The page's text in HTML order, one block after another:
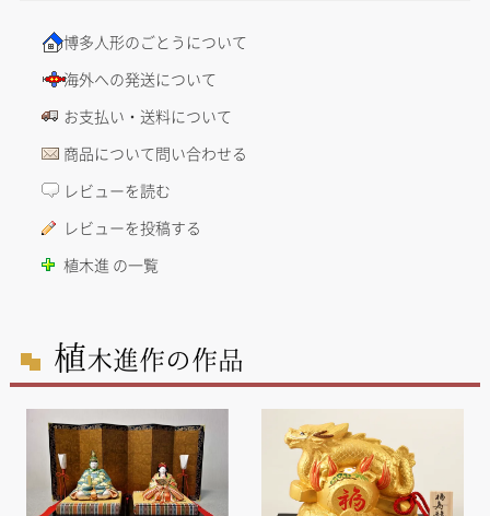
博多人形のごとうについて
海外への発送について
お支払い・送料について
商品について問い合わせる
レビューを読む
レビューを投稿する
植木進 の一覧
植木進作の作品